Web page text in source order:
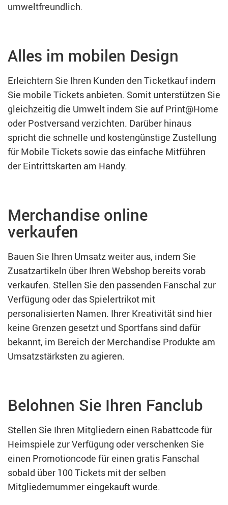
umweltfreundlich.
Alles im mobilen Design
Erleichtern Sie Ihren Kunden den Ticketkauf indem
Sie mobile Tickets anbieten. Somit unterstützen Sie
gleichzeitig die Umwelt indem Sie auf Print@Home
oder Postversand verzichten. Darüber hinaus
spricht die schnelle und kostengünstige Zustellung
für Mobile Tickets sowie das einfache Mitführen
der Eintrittskarten am Handy.
Merchandise online
verkaufen
Bauen Sie Ihren Umsatz weiter aus, indem Sie
Zusatzartikeln über Ihren Webshop bereits vorab
verkaufen. Stellen Sie den passenden Fanschal zur
Verfügung oder das Spielertrikot mit
personalisierten Namen. Ihrer Kreativität sind hier
keine Grenzen gesetzt und Sportfans sind dafür
bekannt, im Bereich der Merchandise Produkte am
Umsatzstärksten zu agieren.
Belohnen Sie Ihren Fanclub
Stellen Sie Ihren Mitgliedern einen Rabattcode für
Heimspiele zur Verfügung oder verschenken Sie
einen Promotioncode für einen gratis Fanschal
sobald über 100 Tickets mit der selben
Mitgliedernummer eingekauft wurde.